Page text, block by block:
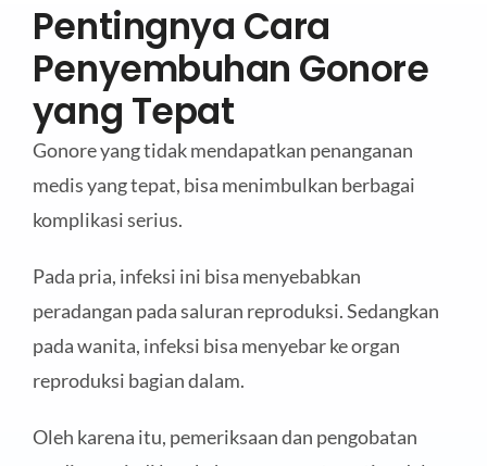
Pentingnya Cara
Penyembuhan Gonore
yang Tepat
Gonore yang tidak mendapatkan penanganan
medis yang tepat, bisa menimbulkan berbagai
komplikasi serius.
Pada pria, infeksi ini bisa menyebabkan
peradangan pada saluran reproduksi. Sedangkan
pada wanita, infeksi bisa menyebar ke organ
reproduksi bagian dalam.
Oleh karena itu, pemeriksaan dan pengobatan